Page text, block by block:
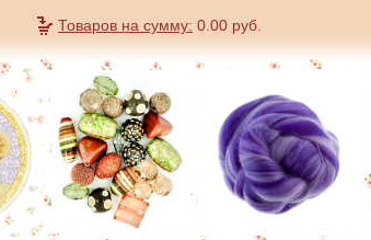
Товаров на сумму: 0.00 руб.